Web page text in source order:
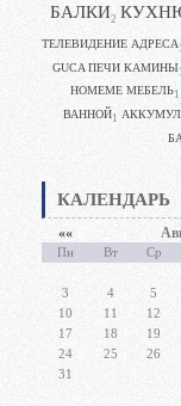
БАЛКИ2
ТЕЛЕВИДЕНИЕ АДРЕСА 1
GUCA ПЕЧИ КАМИНЫ1
HOMEME МЕБЕЛЬ1
ВАННОЙ1
КАЛЕНДАРЬ
««
Пн Вт Ср
3
4 5
10
11 12
17
18 19
24
25 26
31